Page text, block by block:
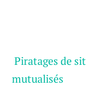
Piratages de
mutualisés